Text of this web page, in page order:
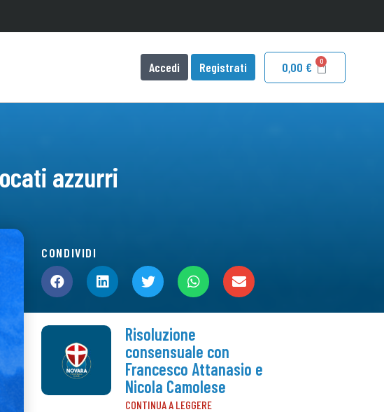
Accedi Registrati 0,00€
azzurri
CONDIVIDI
Risoluzione
consensuale con
Francesco Attanasio e
Nicola Camolese
CONTINUA A LEGGERE